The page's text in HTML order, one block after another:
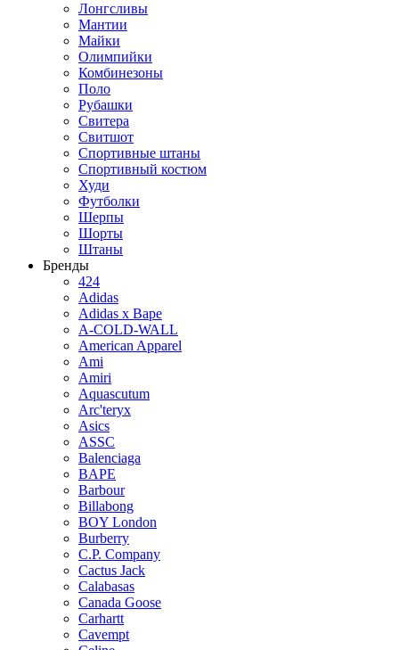
Лонгсливы
Мантии
Майки
Олимпийки
Комбинезоны
Поло
Рубашки
Свитера
Свитшот
Спортивные штаны
Спортивный костюм
Худи
Футболки
Шерпы
Шорты
Штаны
Бренды
424
Adidas
Adidas x Bape
A-COLD-WALL
American Apparel
Ami
Amiri
Aquascutum
Arc'teryx
Asics
ASSC
Balenciaga
BAPE
Barbour
Billabong
BOY London
Burberry
C.P. Company
Cactus Jack
Calabasas
Canada Goose
Carhartt
Cavempt